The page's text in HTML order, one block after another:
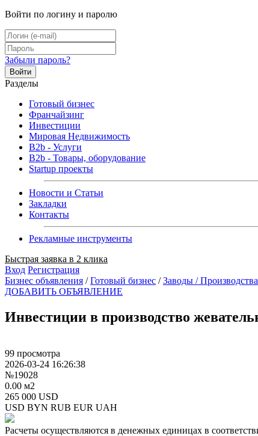
Войти по логину и паролю
Забыли пароль?
Войти
Разделы
Готовый бизнес
Франчайзинг
Инвестиции
Мировая Недвижимость
B2b - Услуги
B2b - Товары, оборудование
Startup проекты
Новости и Статьи
Закладки
Контакты
Рекламные инструменты
Быстрая заявка в 2 клика
Вход Регистрация
Бизнес объявления /Готовый бизнес /Заводы / Производства
ДОБАВИТЬ ОБЪЯВЛЕНИЕ
Инвестиции в производство
99 просмотра
2026-03-24 16:26:38
№19028
0.00 м2
265 000 USD
USD BYN RUB EUR UAH
Расчеты осуществляются в денежных единицах в